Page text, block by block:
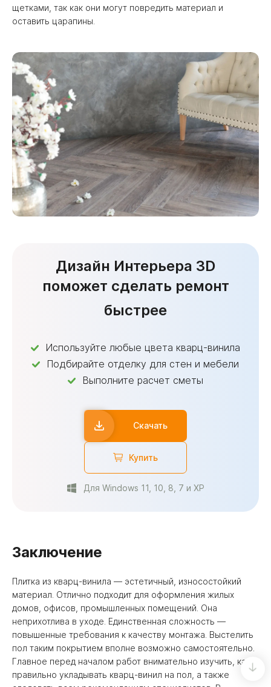
щетками, так как они могут повредить материал и
оставить царапины.
Дизайн Интерьера 3D
поможет сделать ремонт
быстрее
Используйте любые цвета кварц-винила
Подбирайте отделку для стен и мебели
Выполните расчет сметы
Скачать
Купить
Для Windows 11, 10, 8, 7 и XP
Заключение
Плитка из кварц-винила — эстетичный, износостойкий
материал. Отлично подходит для оформления жилых
домов, офисов, промышленных помещений. Она
неприхотлива в уходе. Единственная сложность —
повышенные требования к качеству монтажа. Выстелить
пол таким покрытием вполне возможно самостоятельно.
Главное перед началом работ внимательно изучить, как
правильно укладывать кварц-винил на пол, а также